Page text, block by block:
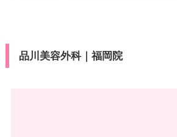
品川美容外科｜福岡院